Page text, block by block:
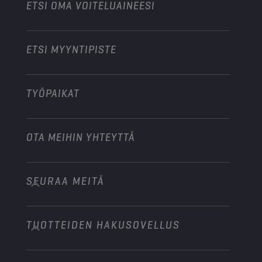
Moottoripyörät ja mönkijät
Teollisuuskoneet
Veneet
Raskas kalusto
ETSI OMA VOITELUAINEESI
ETSI MYYNTIPISTE
TYÖPAIKAT
OTA MEIHIN YHTEYTTÄ
info@championlubes.com
+32 3 870 00 20
Georges Gilliotstraat, 52 2620 Hemiksem
SEURAA MEITÄ
TUOTTEIDEN HAKUSOVELLUS